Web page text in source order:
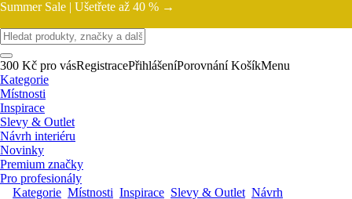
Summer Sale | Ušetřete až 40 % →
300 Kč pro vásRegistracePřihlášeníPorovnání KošíkMenu
Kategorie
Místnosti
Inspirace
Slevy & Outlet
Návrh interiéru
Novinky
Premium značky
Pro profesionály
Kategorie Místnosti Inspirace Slevy & Outlet Návrh